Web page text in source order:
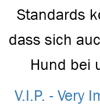
Standards
dass sich
Hund bei
V.I.P. - Very